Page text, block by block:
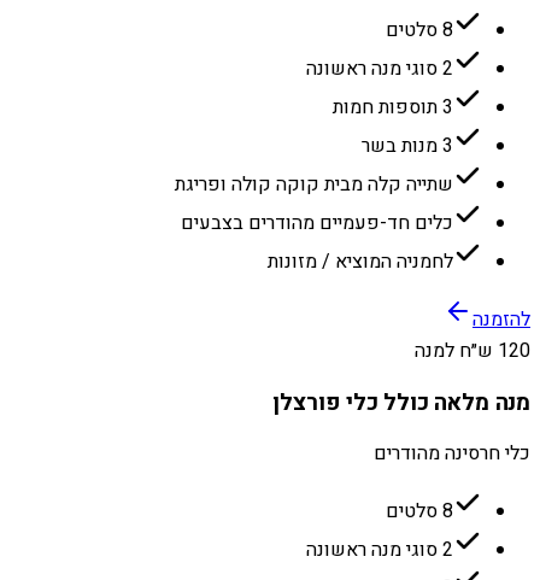
8 סלטים
2 סוגי מנה ראשונה
3 תוספות חמות
3 מנות בשר
שתייה קלה מבית קוקה קולה ופריגת
כלים חד-פעמיים מהודרים בצבעים
לחמניה המוציא / מזונות
להזמנה
120 ש״ח למנה
מנה מלאה כולל כלי פורצלן
כלי חרסינה מהודרים
8 סלטים
2 סוגי מנה ראשונה